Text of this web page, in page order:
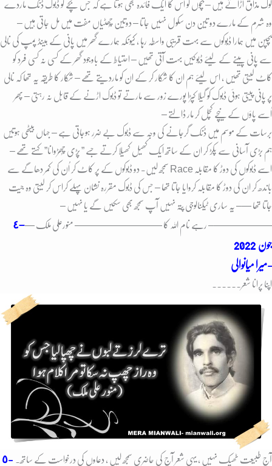
لوگ مذاق اُڑاتے ہیں – بچوں کو اس کا ایک فائدہ بھی ہوتا ہے کہ جس بچے کو ڈبوک ڈنک ماردے
وہ شرم کے مارے دو تین دن سکول نہیں جاتا – دوتین چُھٹیاں مفت میں مل جاتی ہیں –
بچپن میں ہمارا ڈبُوکوں سے بہت قریبی واسطہ رہا ، کیونکہ ہمارے گھر میں پانی کے ہینڈ پمپ کی نالی
سے پانی پینے کے لیئے ڈبُوکیں بہت آتی تھیں – احتیاط کے باوجود گھر کے کسی نہ کسی فرد کو
کاٹ لیتی تھیں ، اس لیئے ہم ان کا شکار کر کے ان کو ماردیتے تھے – شکار کا طریقہ یہ تھا کہ نالی
پر پانی پیتی ہوئی ڈبوک کو گیلا کپڑا پورے زور سے مارتے تو ڈبوک اڑنے کے قابل نہ رہتی – پھر
اُسے پاؤں کے نیچے کچل کر مار ڈالتے –
برسات کے موسم میں ڈنک گرجانے کی وجہ سے ڈبوک بے ضرر ہوجاتی ہے – جہاں بیٹھی ہوتیں
ہم بڑی آسانی سے پکڑ کر ان کے ساتھ ایک کھیل کھیلا کرتے جسے ” پِڑی چُھڑوانا” کہتے تھے –
اسے ڈبوکوں کی دوڑ کا مقابلہ Race سمجھ لیں- دو ڈبوکوں کے پر کاٹ کر اُن کی کمر دھاگے سے
باندھ کر ان کی دوڑ کا مقابلہ کروایا جاتا تھا – جس کی ڈبوک مقررہ نشان پہلے کراس کر لیتی وہ جیت
جاتا تھا —– یہ ساری ٹیکنالوجی پتہ نہیں آپ سمجھ بھی سکیں گے یا نہیں –
——————– رہے نام اللہ کا ————————— منورعلی ملک —–
جون 2022
میرا میانوالی-
اپنا پرانا شعر۔۔۔۔۔۔
آج طبیعت ٹھیک نہیں ، یہی شعر آج کی حاضری سمجھ لیں ، دعاوں کی درخواست کے ساتھ۔